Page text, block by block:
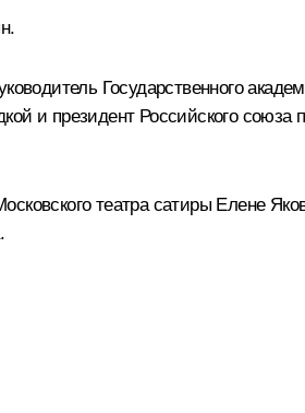
Государственного
и президент Российского
театра сатиры Елене